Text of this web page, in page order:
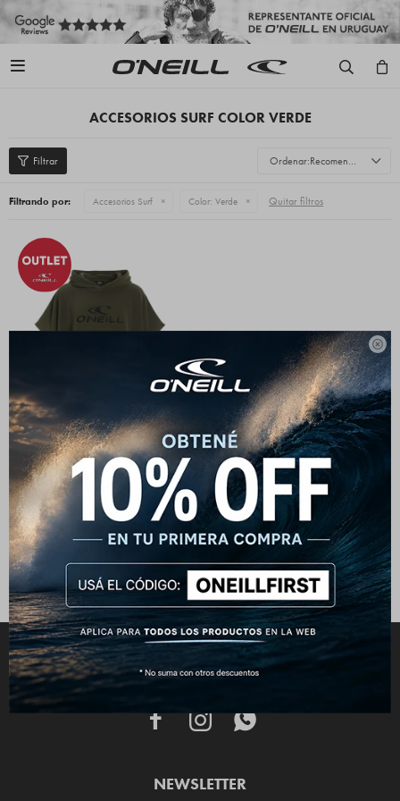


ACCESORIOS SURF COLOR VERDE
Recomendados
Filtrando por: Accesorios Surf Color: Verde Quitar filtros
Toalla O'Neill Bendi Beach
Verde Militar
$2.690 3.190
CONECTATE
  
NEWSLETTER